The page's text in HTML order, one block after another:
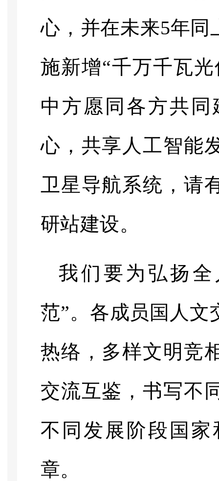
心，并在未来5年同
施新增“千万千瓦
中方愿同各方共
心，共享人工智能
卫星导航系统，请
研站建设。
我们要为弘扬
范”。各成员国人文
热络，多样文明竞
交流互鉴，书写不
不同发展阶段国
章。